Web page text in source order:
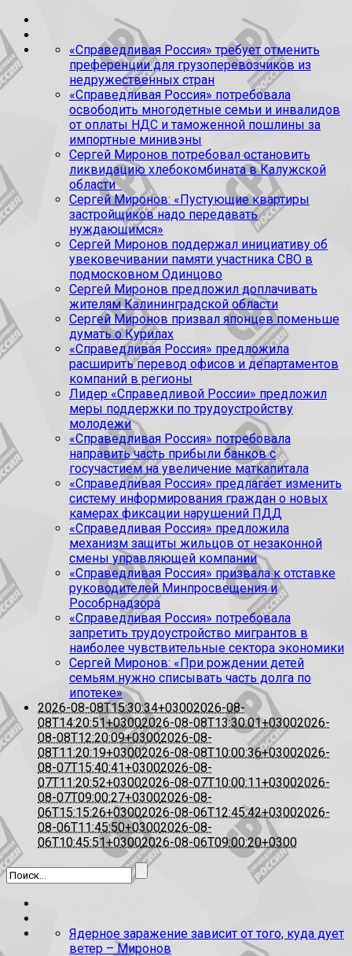
«Справедливая Россия» требует отменить
преференции для грузоперевозчиков из
недружественных стран
«Справедливая Россия» потребовала
освободить многодетные семьи и инвалидов
от оплаты НДС и таможенной пошлины за
импортные минивэны
Сергей Миронов потребовал остановить
ликвидацию хлебокомбината в Калужской
области
Сергей Миронов: «Пустующие квартиры
застройщиков надо передавать
нуждающимся»
Сергей Миронов поддержал инициативу об
увековечивании памяти участника СВО в
подмосковном Одинцово
Сергей Миронов предложил доплачивать
жителям Калининградской области
Сергей Миронов призвал японцев поменьше
думать о Курилах
«Справедливая Россия» предложила
расширить перевод офисов и департаментов
компаний в регионы
Лидер «Справедливой России» предложил
меры поддержки по трудоустройству
молодежи
«Справедливая Россия» потребовала
направить часть прибыли банков с
госучастием на увеличение маткапитала
«Справедливая Россия» предлагает изменить
систему информирования граждан о новых
камерах фиксации нарушений ПДД
«Справедливая Россия» предложила
механизм защиты жильцов от незаконной
смены управляющей компании
«Справедливая Россия» призвала к отставке
руководителей Минпросвещения и
Рособрнадзора
«Справедливая Россия» потребовала
запретить трудоустройство мигрантов в
наиболее чувствительные сектора экономики
Сергей Миронов: «При рождении детей
семьям нужно списывать часть долга по
ипотеке»
2026-08-08T15:30:34+03002026-08-
08T14:20:51+03002026-08-08T13:30:01+03002026-
08-08T12:20:09+03002026-08-
08T11:20:19+03002026-08-08T10:00:36+03002026-
08-07T15:40:41+03002026-08-
07T11:20:52+03002026-08-07T10:00:11+03002026-
08-07T09:00:27+03002026-08-
06T15:15:26+03002026-08-06T12:45:42+03002026-
08-06T11:45:50+03002026-08-
06T10:45:51+03002026-08-06T09:00:20+0300
Ядерное заражение зависит от того, куда дует
ветер – Миронов